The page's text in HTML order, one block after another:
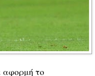
αφορμή το